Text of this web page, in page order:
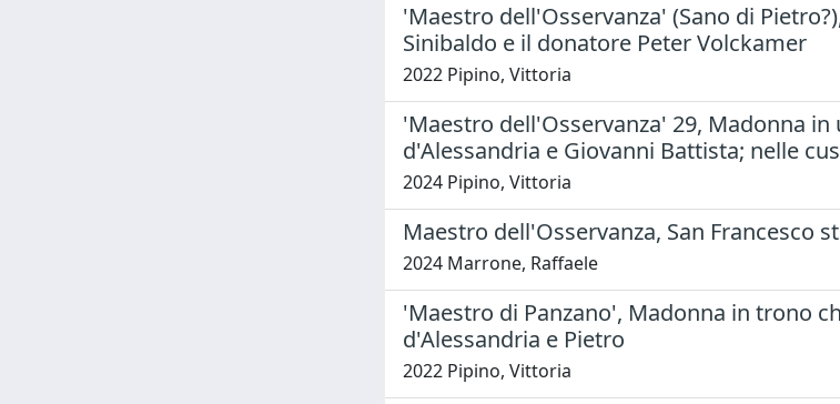
'Maestro dell'Osservanza' (Sano di
Sinibaldo e il donatore Peter Volckamer
2022 Pipino, Vittoria
'Maestro dell'Osservanza' 29, Madonna
d'Alessandria e Giovanni Battista; nelle
2024 Pipino, Vittoria
Maestro dell'Osservanza, San Francesco
2024 Marrone, Raffaele
'Maestro di Panzano', Madonna in trono
d'Alessandria e Pietro
2022 Pipino, Vittoria